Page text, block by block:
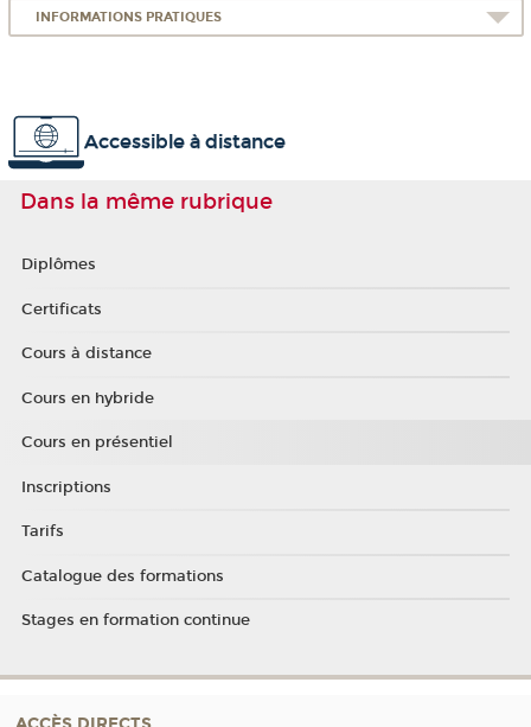
INFORMATIONS PRATIQUES
Accessible à distance
Dans la même rubrique
Diplômes
Certificats
Cours à distance
Cours en hybride
Cours en présentiel
Inscriptions
Tarifs
Catalogue des formations
Stages en formation continue